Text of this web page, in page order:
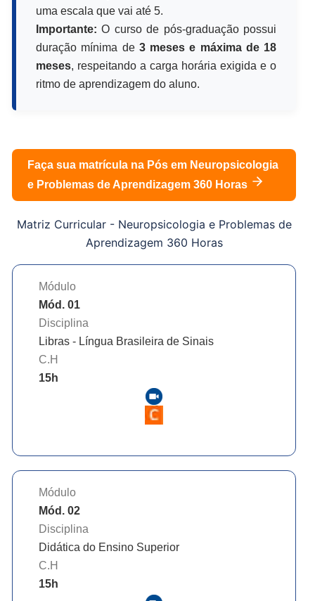
uma escala que vai até 5.
Importante: O curso de pós-graduação possui
duração mínima de 3 meses e máxima de 18
meses, respeitando a carga horária exigida e o
ritmo de aprendizagem do aluno.
Faça sua matrícula na Pós em Neuropsicologia
e Problemas de Aprendizagem 360 Horas
Matriz Curricular - Neuropsicologia e Problemas de
Aprendizagem 360 Horas
Módulo
Mód. 01
Disciplina
Libras - Língua Brasileira de Sinais
C.H
15h
Módulo
Mód. 02
Disciplina
Didática do Ensino Superior
C.H
15h